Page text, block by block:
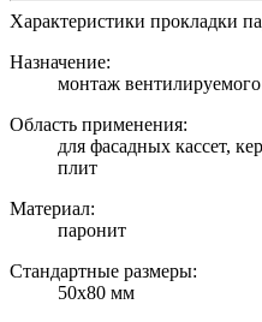
Характеристики прокладки
Назначение:
монтаж вентилируемого
Область применения:
для фасадных кассет,
плит
Материал:
паронит
Стандартные размеры:
50х80 мм